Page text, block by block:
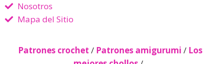
Nosotros
Mapa del Sitio
Patrones crochet / Patrones amigurumi / Los